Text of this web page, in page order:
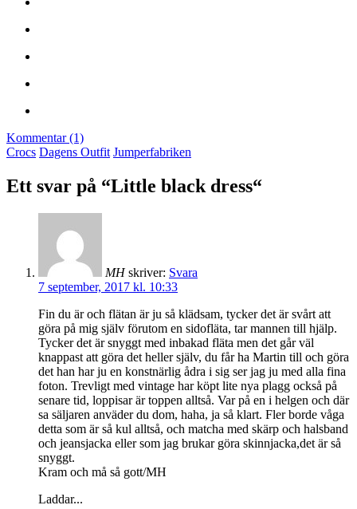
Kommentar (1)
Crocs Dagens Outfit Jumperfabriken
Ett svar på “Little black dress“
MH skriver: Svara
7 september, 2017 kl. 10:33
Fin du är och flätan är ju så klädsam, tycker det är svårt att
göra på mig själv förutom en sidofläta, tar mannen till hjälp.
Tycker det är snyggt med inbakad fläta men det går väl
knappast att göra det heller själv, du får ha Martin till och göra
det han har ju en konstnärlig ådra i sig ser jag ju med alla fina
foton. Trevligt med vintage har köpt lite nya plagg också på
senare tid, loppisar är toppen alltså. Var på en i helgen och där
sa säljaren anväder du dom, haha, ja så klart. Fler borde våga
detta som är så kul alltså, och matcha med skärp och halsband
och jeansjacka eller som jag brukar göra skinnjacka,det är så
snyggt.
Kram och må så gott/MH
Laddar...